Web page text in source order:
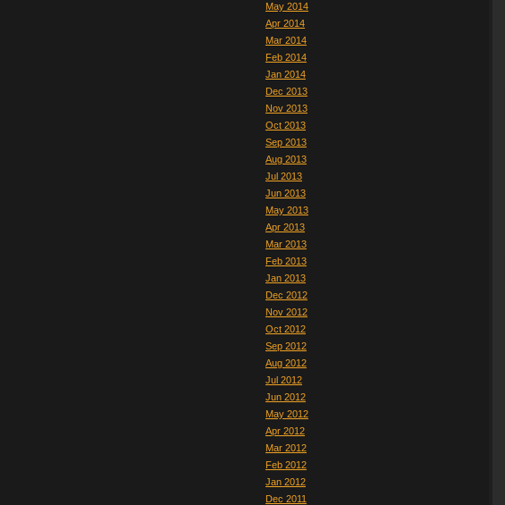
May 2014
Apr 2014
Mar 2014
Feb 2014
Jan 2014
Dec 2013
Nov 2013
Oct 2013
Sep 2013
Aug 2013
Jul 2013
Jun 2013
May 2013
Apr 2013
Mar 2013
Feb 2013
Jan 2013
Dec 2012
Nov 2012
Oct 2012
Sep 2012
Aug 2012
Jul 2012
Jun 2012
May 2012
Apr 2012
Mar 2012
Feb 2012
Jan 2012
Dec 2011